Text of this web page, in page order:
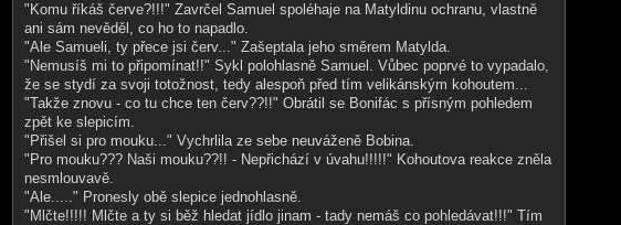
"Komu říkáš červe?!!!" Zavrčel Samuel spoléhaje na Matyldinu ochranu, vlastně
ani sám nevěděl, co ho to napadlo.
"Ale Samueli, ty přece jsi červ..." Zašeptala jeho směrem Matylda.
"Nemusíš mi to připomínat!!" Sykl polohlasně Samuel. Vůbec poprvé to vypadalo,
že se stydí za svoji totožnost, tedy alespoň před tím velikánským kohoutem...
"Takže znovu - co tu chce ten červ??!!" Obrátil se Bonifác s přísným pohledem
zpět ke slepicím.
"Přišel si pro mouku..." Vychrlila ze sebe neuváženě Bobina.
"Pro mouku??? Naši mouku??!! - Nepřichází v úvahu!!!!!" Kohoutova reakce zněla
nesmlouvavě.
"Ale....." Pronesly obě slepice jednohlasně.
"Mlčte!!!!! Mlčte a ty si běž hledat jídlo jinam - tady nemáš co pohledávat!!!" Tím